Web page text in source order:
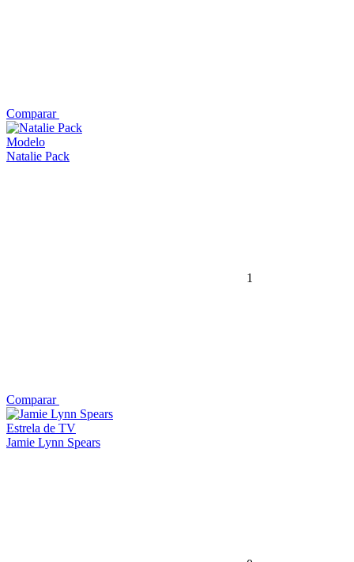
Comparar
Modelo
Natalie Pack
1
Comparar
Estrela de TV
Jamie Lynn Spears